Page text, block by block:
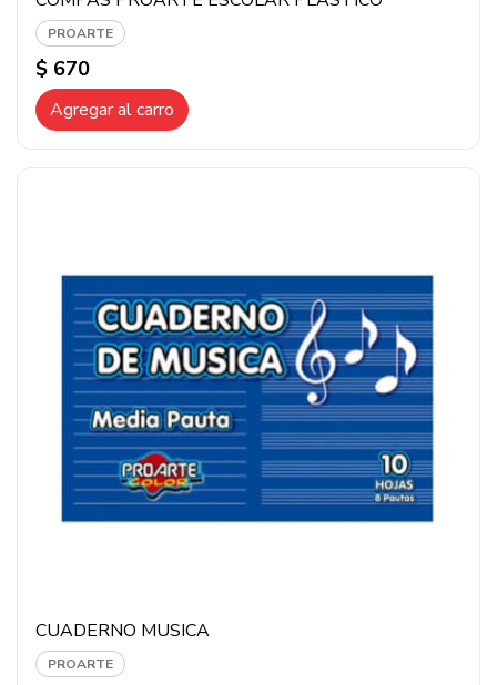
PROARTE
$ 670
Agregar al carro
CUADERNO MUSICA
PROARTE